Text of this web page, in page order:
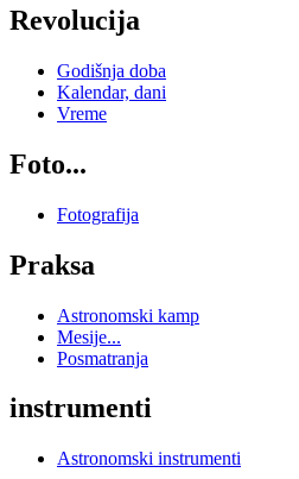
Revolucija
Godišnja doba
Kalendar, dani
Vreme
Foto...
Fotografija
Praksa
Astronomski kamp
Mesije...
Posmatranja
instrumenti
Astronomski instrumenti